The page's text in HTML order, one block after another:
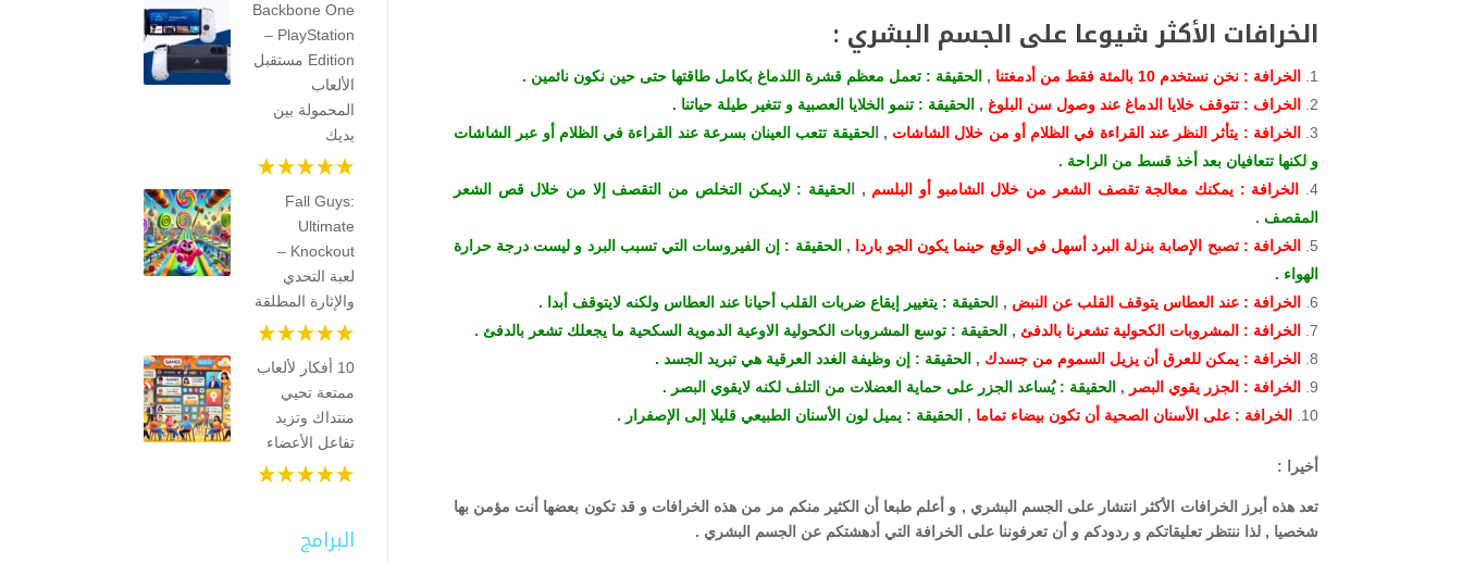
الخرافات الأكثر شيوعا على الجسم البشري :
الخرافة : نخن نستخدم 10 بالمئة فقط من أدمغتنا , الحقيقة : تعمل معظم قشرة اللدماغ بكامل طاقتها حتى حين نكون نائمين .
الخراف : تتوقف خلايا الدماغ عند وصول سن البلوغ , الحقيقة : تنمو الخلايا العصبية و تتغير طيلة حياتنا .
الخرافة : يتأثر النظر عند القراءة في الظلام أو من خلال الشاشات , الحقيقة تتعب العينان بسرعة عند القراءة في الظلام أو عبر الشاشات
و لكنها تتعافيان بعد أخذ قسط من الراحة .
الخرافة : يمكنك معالجة تقصف الشعر من خلال الشامبو أو البلسم , الحقيقة : لايمكن التخلص من التقصف إلا من خلال قص الشعر
المقصف .
الخرافة : تصبح الإصابة بنزلة البرد أسهل في الوقع حينما يكون الجو باردا , الحقيقة : إن الفيروسات التي تسبب البرد و ليست درجة حرارة
الهواء .
الخرافة : عند العطاس يتوقف القلب عن النبض , ا لحقيقة : يتغيير إيقاع ضربات القلب أحيانا عند العطاس ولكنه لايتوقف أبدا .
الخرافة : المشروبات الكحولية تشعرنا بالدفئ , الحقيقة : توسع المشروبات الكحولية الاوعية الدموية السكحية ما يجعلك تشعر بالدفئ .
الخرافة : يمكن للعرق أن يزيل السموم من جسدك , الحقيقة : إن وظيفة الغدد العرقية هي تبريد الجسد .
الخرافة : الجزر يقوي البصر , الحقيقة : يُساعد الجزر على حماية العضلات من التلف لكنه لايقوي البصر .
الخرافة : على الأسنان الصحية أن تكون بيضاء تماما , الحقيقة : يميل لون الأسنان الطبيعي قليلا إلى الإصفرار .
أخيرا :
تعد هذه أبرز الخرافات الأكثر انتشار على الجسم البشري , و أعلم طبعا أن الكثير منكم مر من هذه الخرافات و قد تكون بعضها أنت مؤمن بها
شخصيا , لذا ننتظر تعليقاتكم و ردودكم و أن تعرفوننا على الخرافة التي أدهشتكم عن الجسم البشري .
Backbone One
– PlayStation
Edition مستقبل
الألعاب
المحمولة بين
يديك
Fall Guys:
Ultimate
Knockout –
لعبة التحدي
والإثارة المطلقة
10 أفكار لألعاب
ممتعة تحيي
منتداك وتزيد
تفاعل الأعضاء
البرامج